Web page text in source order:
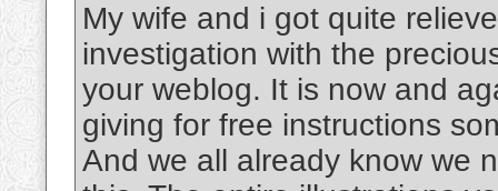
My wife and i got quite
investigation with the
your weblog. It is now and
giving for free instructions
And we all already know we